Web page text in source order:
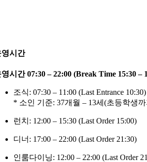
시간
시간 07:30 – 22:00 (Break Time 15:30 –
조식: 07:30 – 11:00 (Last Entrance 10:30)
* 소인 기준: 37개월 – 13세(초등학생
런치: 12:00 – 15:30 (Last Order 15:00)
디너: 17:00 – 22:00 (Last Order 21:30)
인룸다이닝: 12:00 – 22:00 (Last Order